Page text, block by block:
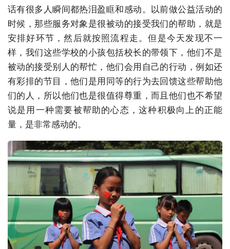
话有很多人瞬间都热泪盈眶和感动。以前做公益活动的
时候，那些服务对象是很被动的接受我们的帮助，就是
安排好环节，然后就按照流程走。但是今天发现不一
样，我们这些学校的小孩包括校长的带领下，他们不是
被动的接受别人的帮忙，他们会用自己的行动，例如还
有彩排的节目，他们是用同等的行为去回馈这些帮助他
们的人，所以他们也是很值得尊重，而且他们也不希望
说是用一种需要被帮助的心态，这种积极向上的正能
量，是非常感动的。